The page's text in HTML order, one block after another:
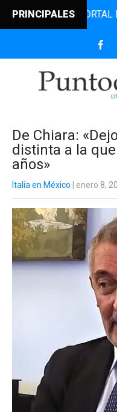
PRINCIPALES
EL PORTAL DE
De Chiara:
distinta a la
años»
Italia en México | enero 8,